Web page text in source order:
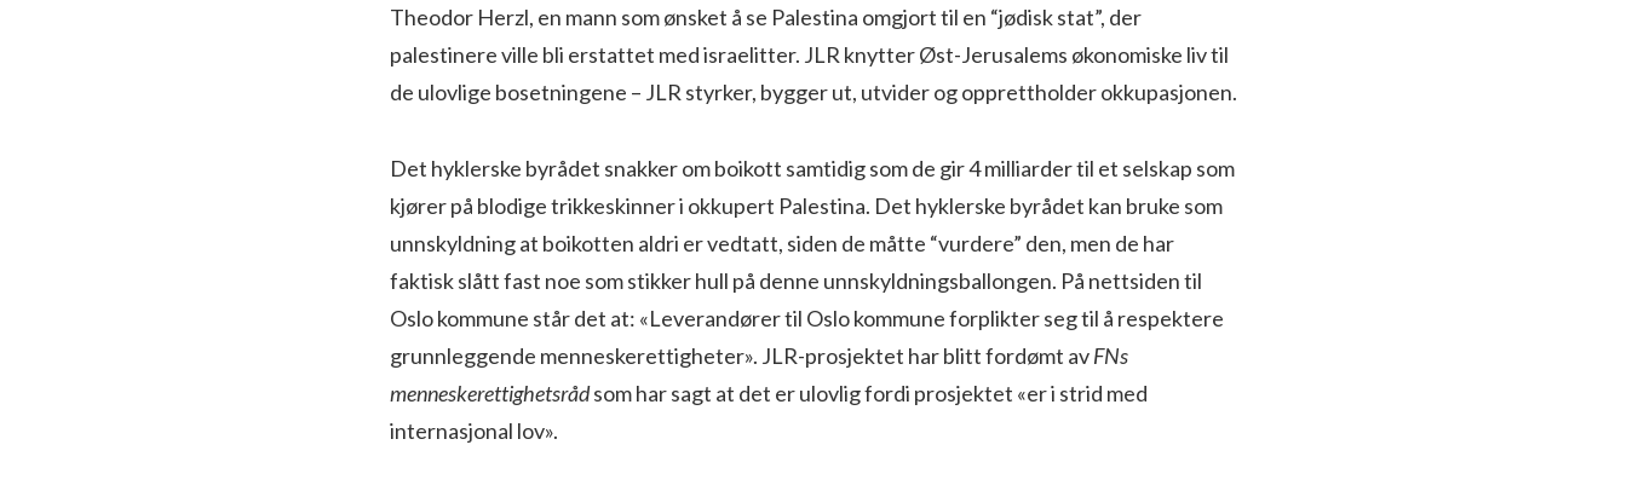
Theodor Herzl, en mann som ønsket å se Palestina omgjort til en “jødisk stat”, der
palestinere ville bli erstattet med israelitter. JLR knytter Øst-Jerusalems økonomiske liv til
de ulovlige bosetningene – JLR styrker, bygger ut, utvider og opprettholder okkupasjonen.
Det hyklerske byrådet snakker om boikott samtidig som de gir 4 milliarder til et selskap som
kjører på blodige trikkeskinner i okkupert Palestina. Det hyklerske byrådet kan bruke som
unnskyldning at boikotten aldri er vedtatt, siden de måtte “vurdere” den, men de har
faktisk slått fast noe som stikker hull på denne unnskyldningsballongen. På nettsiden til
Oslo kommune står det at: «Leverandører til Oslo kommune forplikter seg til å respektere
grunnleggende menneskerettigheter». JLR-prosjektet har blitt fordømt avFNs
menneskerettighetsrådsom har sagt at det er ulovlig fordi prosjektet «er i strid med
internasjonal lov».